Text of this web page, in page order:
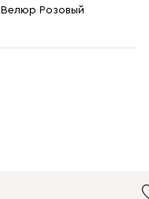
Велюр Розовый